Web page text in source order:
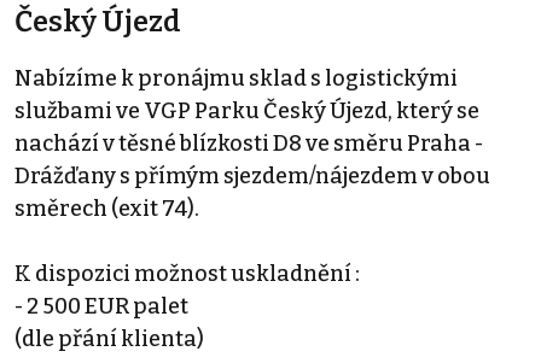
Český Újezd
Nabízíme k pronájmu sklad s logistickými
službami ve VGP Parku Český Újezd, který se
nachází v těsné blízkosti D8 ve směru Praha -
Drážďany s přímým sjezdem/nájezdem v obou
směrech (exit 74).
K dispozici možnost uskladnění :
- 2 500 EUR palet
(dle přání klienta)